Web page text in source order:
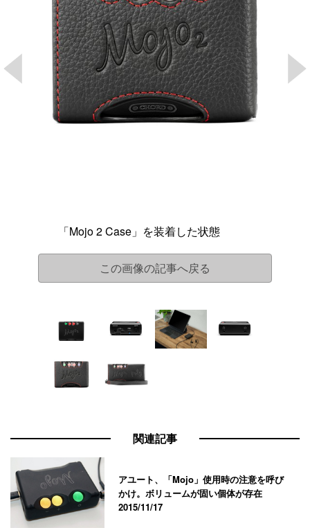
「Mojo 2 Case」を装着した状態
この画像の記事へ戻る
関連記事
アユート、「Mojo」使用時の注意を呼び
かけ。ボリュームが固い個体が存在
2015/11/17